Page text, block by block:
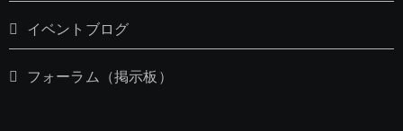
イベントブログ
フォーラム（掲示板）